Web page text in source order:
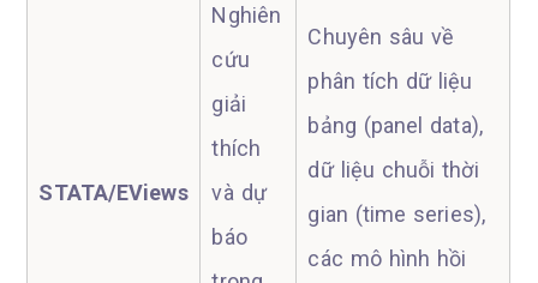
STATA/EViews
Nghiên
cứu
giải
thích
và dự
báo
Chuyên sâu về
phân tích dữ liệu
bảng (panel data),
dữ liệu chuỗi thời
gian (time series),
các mô hình hồi